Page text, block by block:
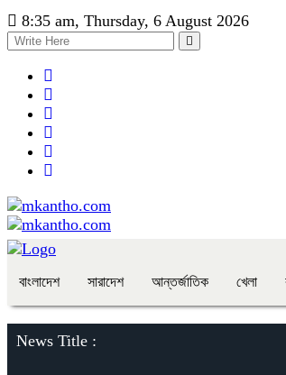
8:35 am, Thursday, 6 August 2026
বাংলাদেশ সারাদেশ আন্তর্জাতিক খেলা
News Title :